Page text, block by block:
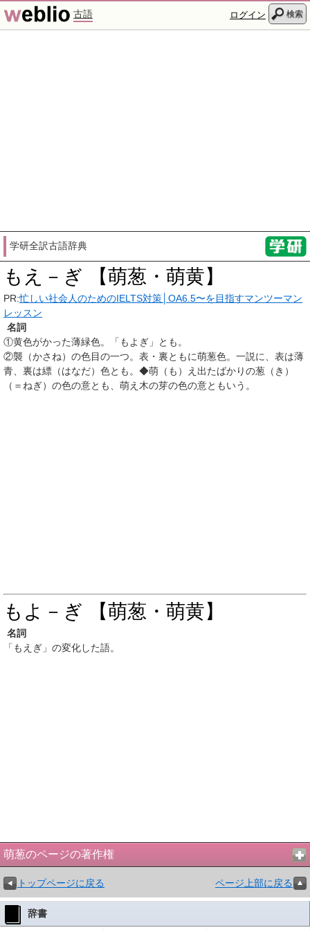
古語 ログイン 検索
学研全訳古語辞典
もえ－ぎ 【萌葱・萌黄】
PR:忙しい社会人のためのIELTS対策│OA6.5〜を目指すマンツーマン
レッスン
名詞
①黄色がかった薄緑色。「もよぎ」とも。
②襲（かさね）の色目の一つ。表・裏ともに萌葱色。一説に、表は薄
青、裏は縹（はなだ）色とも。◆萌（も）え出たばかりの葱（き）
（＝ねぎ）の色の意とも、萌え木の芽の色の意ともいう。
もよ－ぎ 【萌葱・萌黄】
名詞
「もえぎ」の変化した語。
萌葱のページの著作権
トップページに戻る ページ上部に戻る
辞書